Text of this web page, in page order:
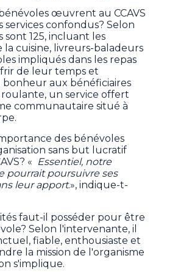
œuvrent au CCAVS
services confondus? Selon
sont 125, incluant les
la cuisine, livreurs-baladeurs
impliqués dans les repas
de leur temps et
aux bénéficiaires
un service offert
communautaire situé à
des bénévoles
sans but lucratif
« Essentiel, notre
pourrait poursuivre ses
leur apport.», indique-t-
faut-il posséder pour être
Selon l'intervenante, il
fiable, enthousiaste et
la mission de l'organisme
s'implique.